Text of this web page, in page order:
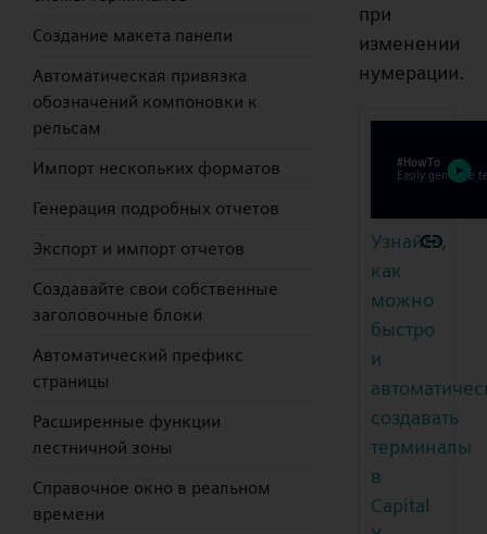
Создание макета панели
Автоматическая привязка
обозначений компоновки к
рельсам
Импорт нескольких форматов
Генерация подробных отчетов
Экспорт и импорт отчетов
Создавайте свои собственные
заголовочные блоки
Автоматический префикс
страницы
Расширенные функции
лестничной зоны
Справочное окно в реальном
времени
при
изменении
нумерации.
Узнайте,
как
можно
быстро
и
создавать
терминалы
в
Capital